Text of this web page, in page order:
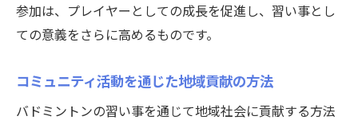
参加は、プレイヤーとしての成長を促進し、習い事とし
ての意義をさらに高めるものです。
コミュニティ活動を通じた地域貢献の方法
バドミントンの習い事を通じて地域社会に貢献する方法